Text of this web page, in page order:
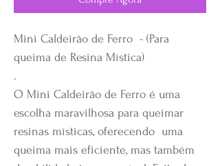
Mini Caldeirão de Ferro - (Para
queima de Resina Mística)
.
O Mini Caldeirão de Ferro é uma
escolha maravilhosa para queimar
resinas místicas, oferecendo uma
queima mais eficiente, mas também